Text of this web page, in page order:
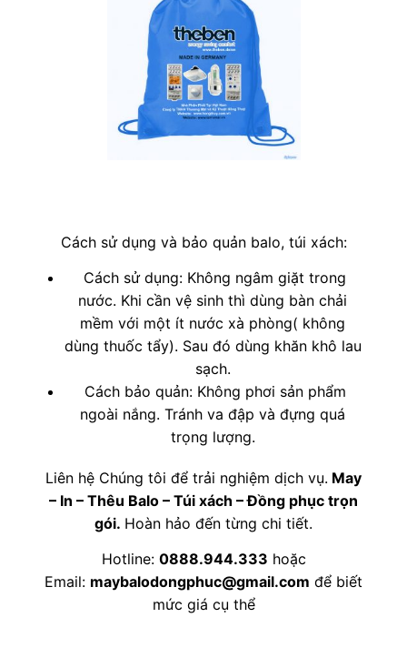
Cách sử dụng và bảo quản balo, túi xách:
Cách sử dụng: Không ngâm giặt trong
nước. Khi cần vệ sinh thì dùng bàn chải
mềm với một ít nước xà phòng( không
dùng thuốc tẩy). Sau đó dùng khăn khô lau
sạch.
Cách bảo quản: Không phơi sản phẩm
ngoài nắng. Tránh va đập và đựng quá
trọng lượng.
Liên hệ Chúng tôi để trải nghiệm dịch vụ. May
– In – Thêu Balo – Túi xách – Đồng phục trọn
gói. Hoàn hảo đến từng chi tiết.
Hotline: 0888.944.333 hoặc
Email: maybalodongphuc@gmail.com để biết
mức giá cụ thể